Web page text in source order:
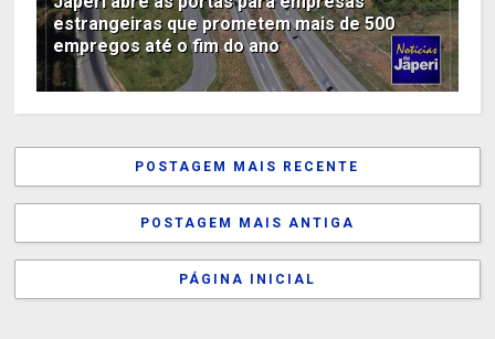
estrangeiras que prometem mais de 500
empregos até o fim do ano
POSTAGEM MAIS RECENTE
POSTAGEM MAIS ANTIGA
PÁGINA INICIAL